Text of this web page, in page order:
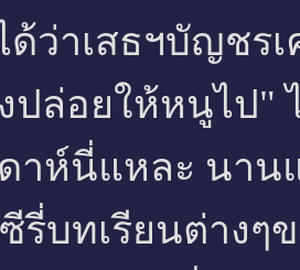
ด้ว่าเสธฯบัญชร
ปล่อยให้หนูไป"
าห์นี่แหละ นาน
รี่บทเรียนต่างๆ